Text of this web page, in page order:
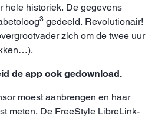
hele historiek. De gegevens
3 gedeeld. Revolutionair!
zich om de twee uur
de app ook gedownload.
moest aanbrengen en haar
meten. De FreeStyle LibreLink-